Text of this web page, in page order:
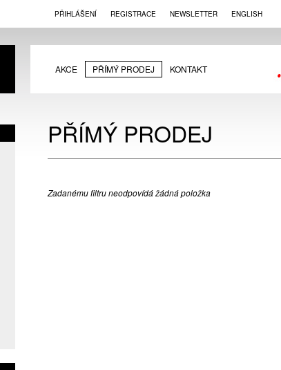
PŘIHLÁŠENÍ REGISTRACE NEWSLETTER ENGLISH
AKCE PŘÍMÝ PRODEJ KONTAKT
PŘÍMÝ PRODEJ
Zadanému filtru neodpovídá žádná položka